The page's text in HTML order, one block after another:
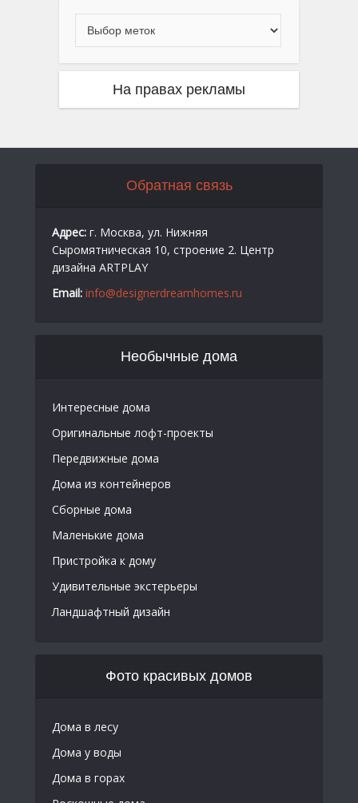
На правах рекламы
Обратная связь
Адрес: г. Москва, ул. Нижняя
Сыромятническая 10, строение 2. Центр
дизайна ARTPLAY
Email: info@designerdreamhomes.ru
Необычные дома
Интересные дома
Оригинальные лофт-проекты
Передвижные дома
Дома из контейнеров
Сборные дома
Маленькие дома
Пристройка к дому
Удивительные экстерьеры
Ландшафтный дизайн
Фото красивых домов
Дома в лесу
Дома у воды
Дома в горах